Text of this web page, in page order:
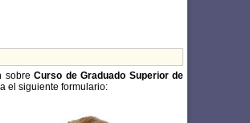
sobre Curso de Graduado Superior de
el siguiente formulario: